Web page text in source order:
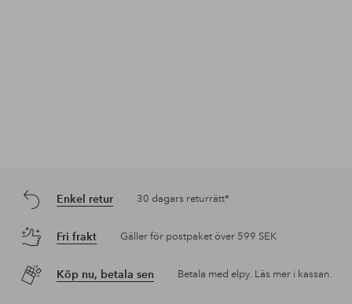
Enkel retur 30 dagars returrätt*
Fri frakt Gäller för postpaket över 599 SEK
Köp nu, betala sen Betala med elpy. Läs mer i kassan.